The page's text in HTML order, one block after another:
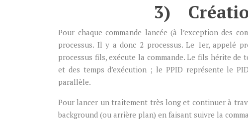
3)
Pour chaque commande lancée (à l’exception des
processus. Il y a donc 2 processus. Le 1er, appelé
processus fils, exécute la commande. Le fils hérite de
et des temps d’exécution ; le PPID représente le
parallèle.
Pour lancer un traitement très long et continuer à
background (ou arrière plan) en faisant suivre la